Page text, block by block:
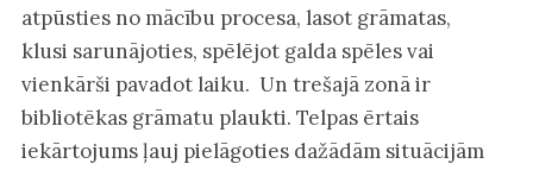
atpūsties no mācību procesa, lasot grāmatas,
klusi sarunājoties, spēlējot galda spēles vai
vienkārši pavadot laiku. Un trešajā zonā ir
bibliotēkas grāmatu plaukti. Telpas ērtais
iekārtojums ļauj pielāgoties dažādām situācijām